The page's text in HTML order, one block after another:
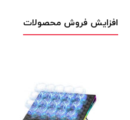
افزایش فروش محصولات